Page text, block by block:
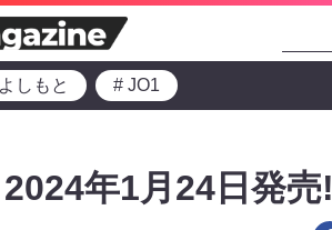
しもと # JO1
年1月24日発売!